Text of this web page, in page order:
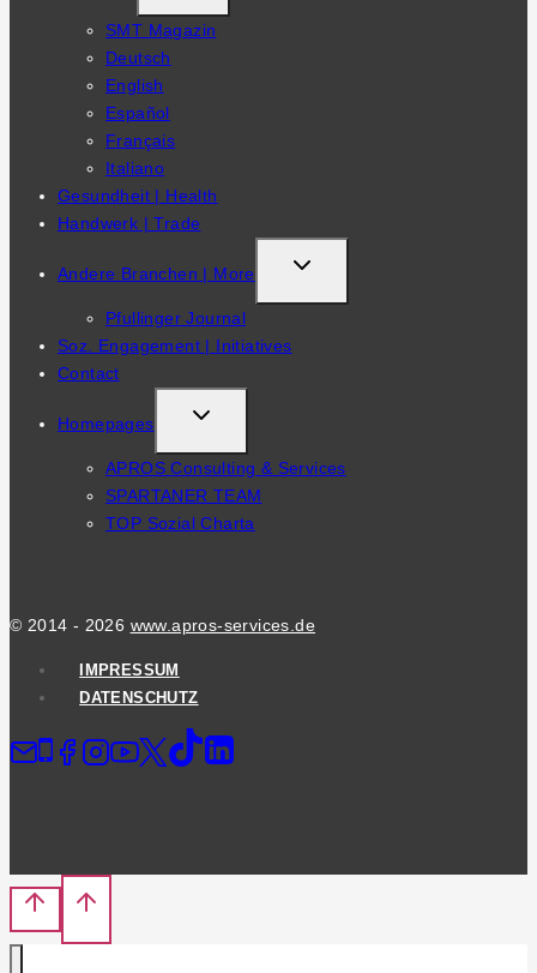
CHILD
MENU
SMT Magazin
Deutsch
English
Español
Français
Italiano
Gesundheit | Health
Handwerk | Trade
Andere Branchen | More
TOGGLE
CHILD
Pfullinger Journal
Soz. Engagement | Initiatives
Contact
Homepages
TOGGLE
CHILD
APROS Consulting & Services
SPARTANER TEAM
TOP Sozial Charta
© 2014 - 2026 www.apros-services.de
IMPRESSUM
DATENSCHUTZ